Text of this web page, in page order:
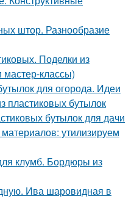
штор. Разнообразие
Поделки из
мастер-классы)
для огорода. Идеи
пластиковых бутылок
бутылок для дачи
утилизируем
клумб. Бордюры из
Ива шаровидная в